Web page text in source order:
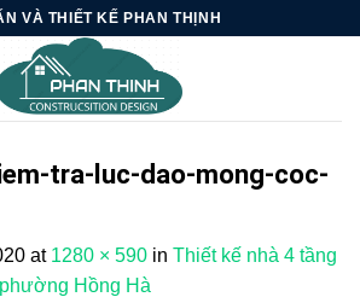
VÀ THIẾT KẾ PHAN THỊNH
tra-luc-dao-mong-coc-
at 1280 × 590 in Thiết kế nhà 4 tầng
Hồng Hà